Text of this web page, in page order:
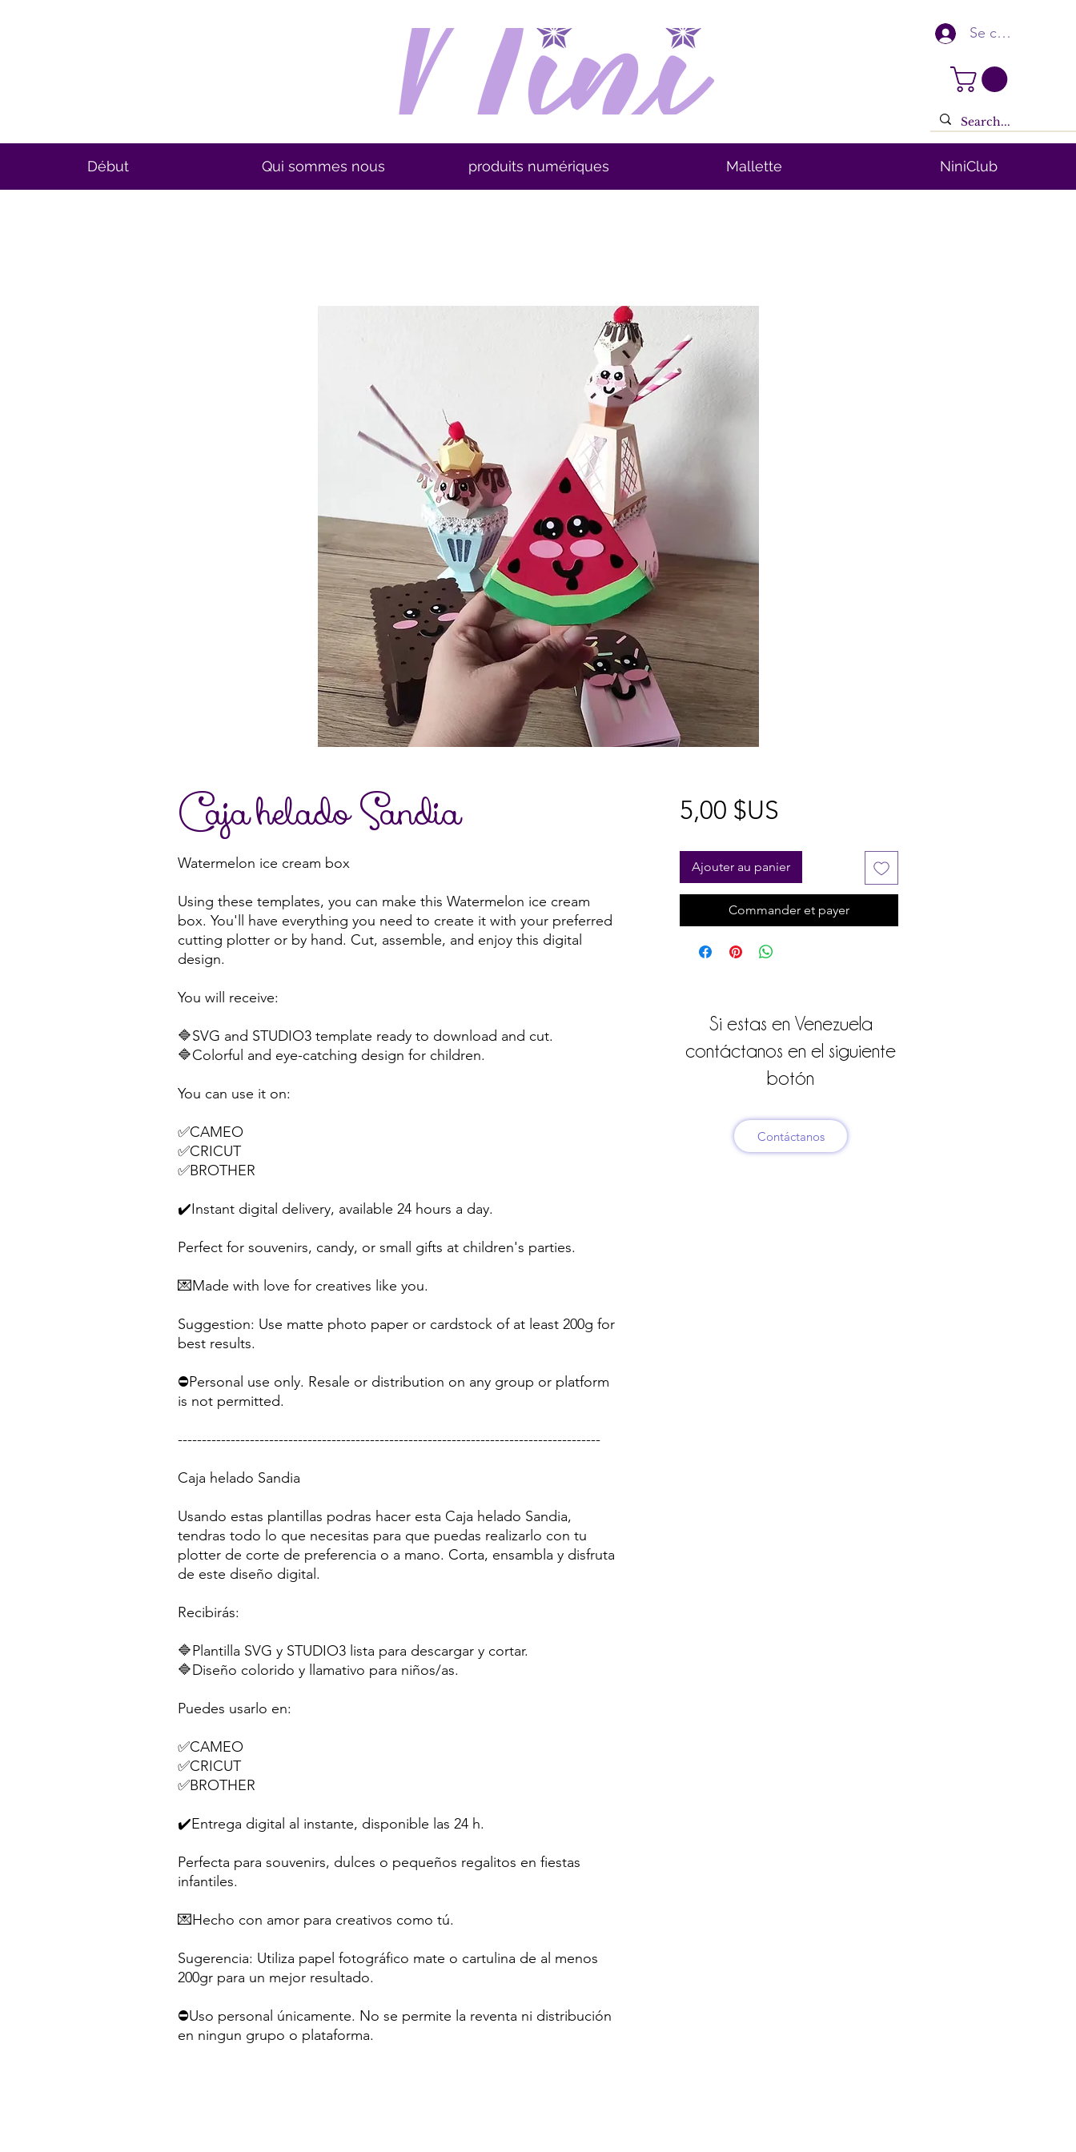
Se connecter
Début Qui sommes nous produits numériques Mallette NiniClub
Caja helado Sandia
Watermelon ice cream box
Using these templates, you can make this Watermelon ice cream
box. You'll have everything you need to create it with your preferred
cutting plotter or by hand. Cut, assemble, and enjoy this digital
design.
You will receive:
🔷SVG and STUDIO3 template ready to download and cut.
🔷Colorful and eye-catching design for children.
You can use it on:
✅CAMEO
✅CRICUT
✅BROTHER
✔️Instant digital delivery, available 24 hours a day.
Perfect for souvenirs, candy, or small gifts at children's parties.
💌Made with love for creatives like you.
Suggestion: Use matte photo paper or cardstock of at least 200g for
best results.
⛔Personal use only. Resale or distribution on any group or platform
is not permitted.
----------------------------------------------------------------------------------------
Caja helado Sandia
Usando estas plantillas podras hacer esta Caja helado Sandia,
tendras todo lo que necesitas para que puedas realizarlo con tu
plotter de corte de preferencia o a mano. Corta, ensambla y disfruta
de este diseño digital.
Recibirás:
🔷Plantilla SVG y STUDIO3 lista para descargar y cortar.
🔷Diseño colorido y llamativo para niños/as.
Puedes usarlo en:
✅CAMEO
✅CRICUT
✅BROTHER
✔️Entrega digital al instante, disponible las 24 h.
Perfecta para souvenirs, dulces o pequeños regalitos en fiestas
infantiles.
💌Hecho con amor para creativos como tú.
Sugerencia: Utiliza papel fotográfico mate o cartulina de al menos
200gr para un mejor resultado.
⛔Uso personal únicamente. No se permite la reventa ni distribución
en ningun grupo o plataforma.
5,00 $US
Ajouter au panier
Commander et payer
Si estas en Venezuela
contáctanos en el siguiente
botón
Contáctanos